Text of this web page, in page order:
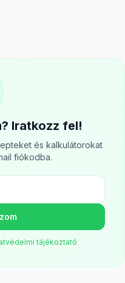
Iratkozz fel!
és kalkulátorokat
fiókodba.
tájékoztató